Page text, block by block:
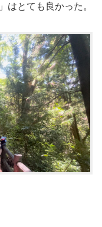
はとても良かった。